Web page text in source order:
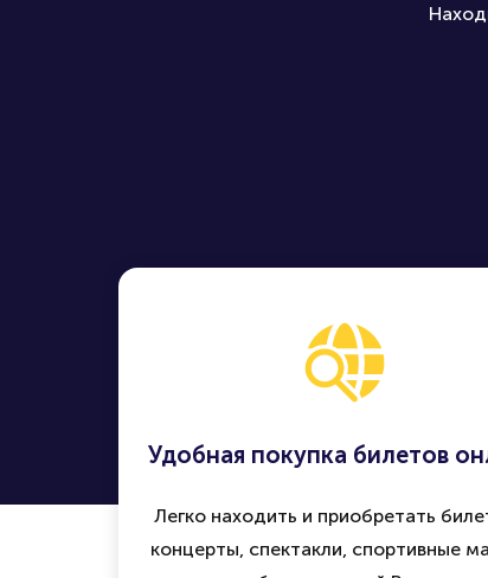
Удобная покупка билетов
Легко находить и приобретать
концерты, спектакли, спортивные